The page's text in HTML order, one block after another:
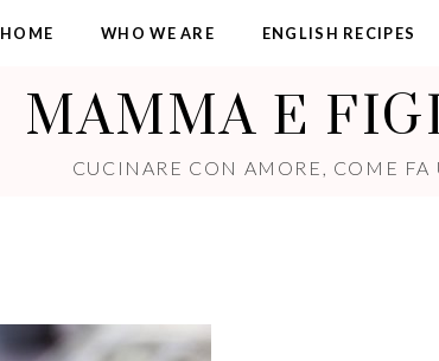
HOME WHO WE ARE ENGLISH RECIPES
MAMMA E
CUCINARE CON AMORE, COME